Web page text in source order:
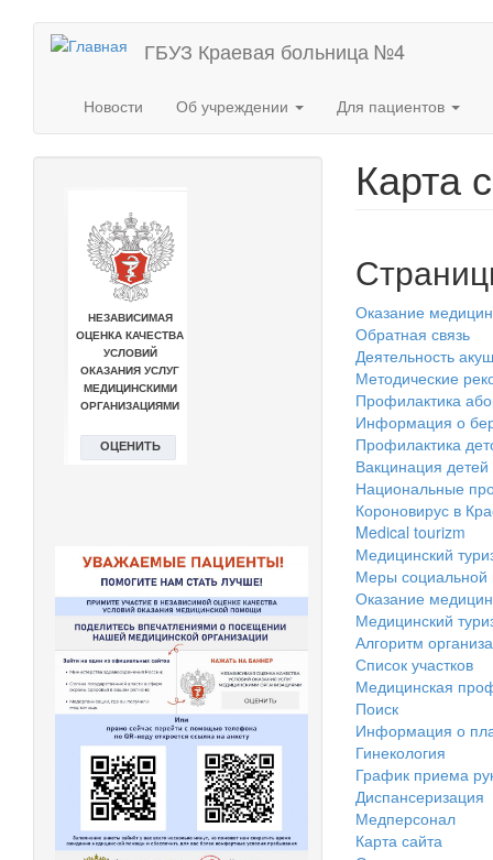
Перейти
содержанию
ГБУЗ Краевая больница №4
Новости Об учреждении Для пациентов
Карта
Оказание
Обратная связь
Деятельность
Методические
Профилактика
Информация о
Профилактика
Вакцинация детей
Национальные
Короновирус в
Medical tourizm
Медицинский
Меры социальной
Оказание
Медицинский
Алгоритм
Список участков
Медицинская
Поиск
Информация о
Гинекология
График приема
Диспансеризация
Медперсонал
Карта сайта